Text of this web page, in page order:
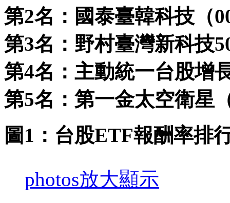
第2名：國泰臺韓科技（
第3名：野村臺灣新科技
第4名：主動統一台股增
第5名：第一金太空衛星
圖1：台股ETF報酬率排
photos放大顯示